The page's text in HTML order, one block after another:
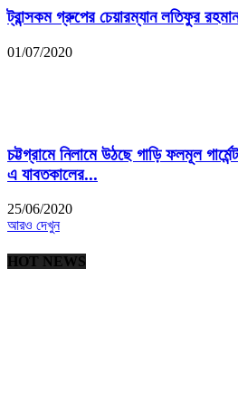
ট্রান্সকম গ্রুপের চেয়ারম্যান লতিফুর
01/07/2020
চট্টগ্রামে নিলামে উঠছে গাড়ি ফলমূল
এ যাবতকালের...
25/06/2020
আরও দেখুন
HOT NEWS